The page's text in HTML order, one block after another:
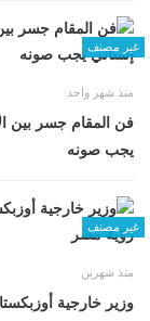
غير مصنف
منذ شهر واحد
فن المقام جسر بين
يجب صونه
غير مصنف
منذ شهرين
وزير خارجية